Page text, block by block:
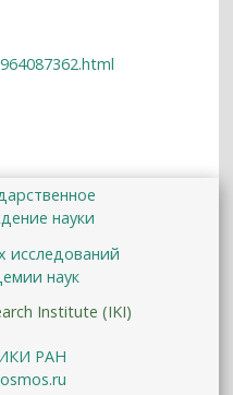
науки
исследований
наук
Institute (IKI)
РАН